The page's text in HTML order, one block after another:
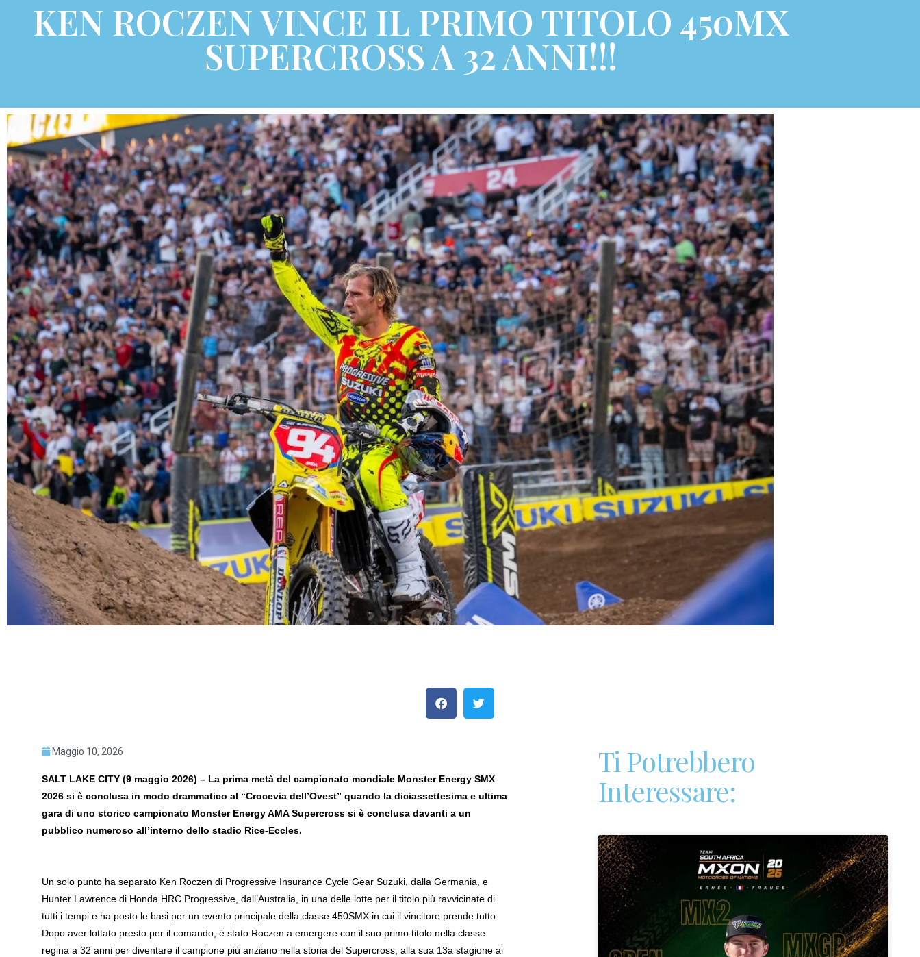
KEN ROCZEN VINCE IL PRIMO TITOLO 450MX
SUPERCROSS A 32 ANNI!!!
Maggio 10, 2026
SALT LAKE CITY (9 maggio 2026) – La prima metà del campionato mondiale Monster Energy SMX
2026 si è conclusa in modo drammatico al “Crocevia dell’Ovest” quando la diciassettesima e ultima
gara di uno storico campionato Monster Energy AMA Supercross si è conclusa davanti a un
pubblico numeroso all’interno dello stadio Rice-Eccles.
Un solo punto ha separato Ken Roczen di Progressive Insurance Cycle Gear Suzuki, dalla Germania, e
Hunter Lawrence di Honda HRC Progressive, dall’Australia, in una delle lotte per il titolo più ravvicinate di
tutti i tempi e ha posto le basi per un evento principale della classe 450SMX in cui il vincitore prende tutto.
Dopo aver lottato presto per il comando, è stato Roczen a emergere con il suo primo titolo nella classe
regina a 32 anni per diventare il campione più anziano nella storia del Supercross, alla sua 13a stagione ai
Ti Potrebbero
Interessare: